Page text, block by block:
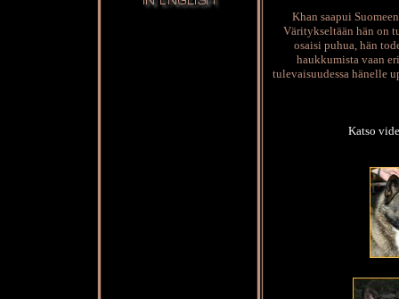
Khan saapui
Väritykseltään hän on
osaisi puhua, hän
haukkumista vaan
tulevaisuudessa hänelle
Katso